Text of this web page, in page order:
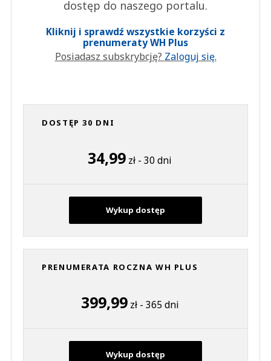
dostęp do naszego portalu.
Kliknij i sprawdź wszystkie korzyści z
prenumeraty WH Plus
Posiadasz subskrybcję? Zaloguj się.
DOSTĘP 30 DNI
34,99 zł - 30 dni
Wykup dostęp
PRENUMERATA ROCZNA WH PLUS
399,99zł - 365 dni
Wykup dostęp